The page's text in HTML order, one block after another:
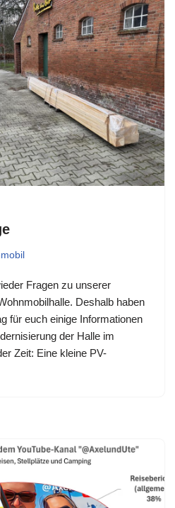
Fragen zu unserer
Deshalb haben
für euch einige Informationen
der Halle im
Zeit: Eine kleine PV-